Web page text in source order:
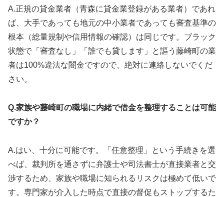
A.正規の貸金業者（青森に貸金業登録がある業者）であれ
ば、大手であっても地元の中小業者であっても審査基準の
根本（総量規制や信用情報の確認）は同じです。ブラック
状態で「審査なし」「誰でも貸します」と謳う藤崎町の業
者は100%違法な闇金ですので、絶対に連絡しないでくだ
さい。
Q.家族や藤崎町の職場に内緒で借金を整理することは可能
ですか？
A.はい、十分に可能です。「任意整理」という手続きを選
べば、裁判所を通さずに弁護士や司法書士が直接業者と交
渉するため、家族や職場に知られるリスクは極めて低いで
す。専門家が介入した時点で直接の督促もストップするた